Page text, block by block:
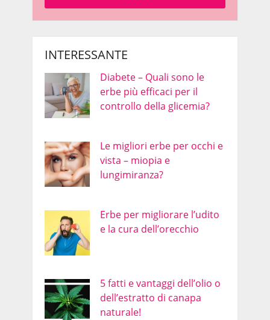
INTERESSANTE
Diabete – Quali sono le
erbe più efficaci per il
controllo della glicemia?
Le migliori erbe per occhi e
vista – miopia e
lungimiranza?
Erbe per migliorare l’udito
e la cura dell’orecchio
5 fatti e vantaggi dell’olio o
dell’estratto di canapa
naturale!